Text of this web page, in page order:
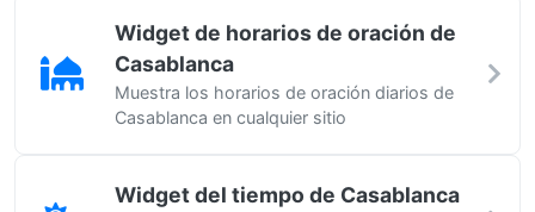
Widget de horarios de oración de
Casablanca
Muestra los horarios de oración diarios de
Casablanca en cualquier sitio
Widget del tiempo de Casablanca